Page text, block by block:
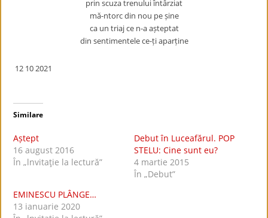
prin scuza trenului întârziat
mă-ntorc din nou pe șine
ca un triaj ce n-a așteptat
din sentimentele ce-ți aparține
12 10 2021
Similare
Aștept
16 august 2016
În „lnvitaţie la lectură”
Debut în Luceafărul. POP
STELU: Cine sunt eu?
4 martie 2015
În „Debut”
EMINESCU PLÂNGE…
13 ianuarie 2020